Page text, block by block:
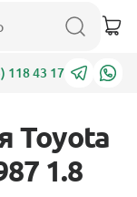
118 43 17
Toyota
1.8